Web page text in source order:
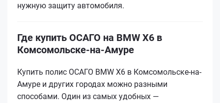
нужную защиту автомобиля.
Где купить ОСАГО на BMW X6 в
Комсомольске-на-Амуре
Купить полис ОСАГО BMW X6 в Комсомольске-на-
Амуре и других городах можно разными
способами. Один из самых удобных —